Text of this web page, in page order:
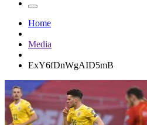
Home
Media
ExY6fDnWgAID5mB